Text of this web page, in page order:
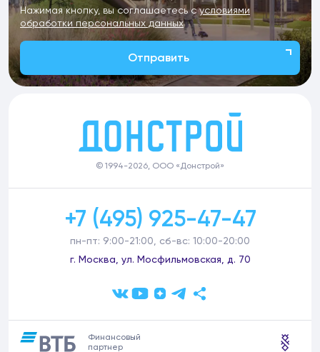
Нажимая кнопку, вы соглашаетесь сусловиями
обработки персональных данных
Отправить
© 1994-2026, ООО «Донстрой»
+7 (495) 925-47-47
пн-пт: 9:00-21:00, сб-вс: 10:00-20:00
г. Москва, ул. Мосфильмовская, д. 70
Финансовый
партнер